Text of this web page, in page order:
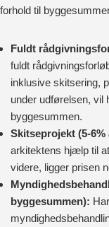
forhold til
Fuldt
fuldt
inklusive skitsering,
under udførelsen, vil
byggesummen.
Skitseprojekt (5-
arkitektens hjælp til
videre, ligger prisen
byggesummen):